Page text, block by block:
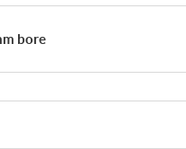
bore